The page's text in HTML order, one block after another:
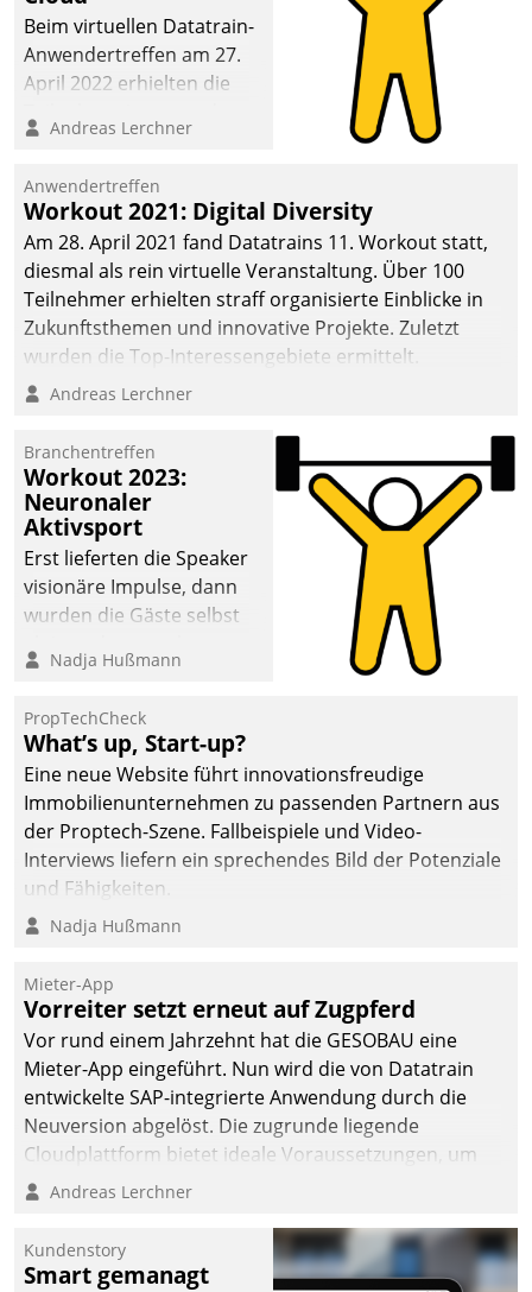
anspruchsvollen
Aufgaben und
abnehmendem
Beim virtuellen Datatrain-
Anwendertreffen am 27.
April 2022 erhielten die
Teilnehmer kurzweilige
Cloud-Strategien und -
Lösungen mit hohem
Zukunftspotenzial.
Andreas Lerchner
Anwendertreffen
Workout 2021: Digital Diversity
Am 28. April 2021 fand Datatrains 11. Workout statt,
diesmal als rein virtuelle Veranstaltung. Über 100
Teilnehmer erhielten straff organisierte Einblicke in
Zukunftsthemen und innovative Projekte. Zuletzt
wurden die Top-Interessengebiete ermittelt.
Andreas Lerchner
Branchentreffen
Workout 2023:
Neuronaler
Aktivsport
Erst lieferten die Speaker
visionäre Impulse, dann
wurden die Gäste selbst
methodisch
Quartier. Dazwischen
zeigte Datatrain, was es
Neues zu bieten hat.
Nadja Hußmann
PropTechCheck
What’s up, Start-up?
Eine neue Website führt innovationsfreudige
Immobilienunternehmen zu passenden Partnern aus
der Proptech-Szene. Fallbeispiele und Video-
Interviews liefern ein sprechendes Bild der Potenziale
und Fähigkeiten.
Nadja Hußmann
Mieter-App
Vorreiter setzt erneut auf Zugpferd
Vor rund einem Jahrzehnt hat die GESOBAU eine
Mieter-App eingeführt. Nun wird die von Datatrain
entwickelte SAP-integrierte Anwendung durch die
Neuversion abgelöst. Die zugrunde liegende
Cloudplattform bietet ideale Voraussetzungen, um
die Funktionalität der App zu erweitern und weitere
integrieren.
Andreas Lerchner
Kundenstory
Smart gemanagt